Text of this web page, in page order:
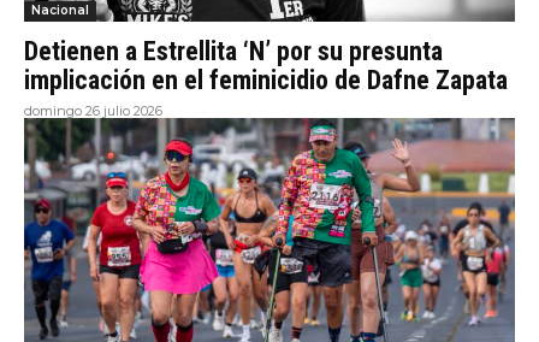
Nacional
Detienen a Estrellita ‘N’ por su presunta
implicación en el feminicidio de Dafne Zapata
domingo 26 julio 2026